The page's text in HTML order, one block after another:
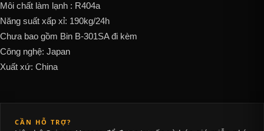
Môi chất làm lạnh : R404a
Năng suất xấp xỉ: 190kg/24h
Chưa bao gồm Bin B-301SA đi kèm
Công nghệ: Japan
Xuất xứ: China
CẦN HỖ TRỢ?